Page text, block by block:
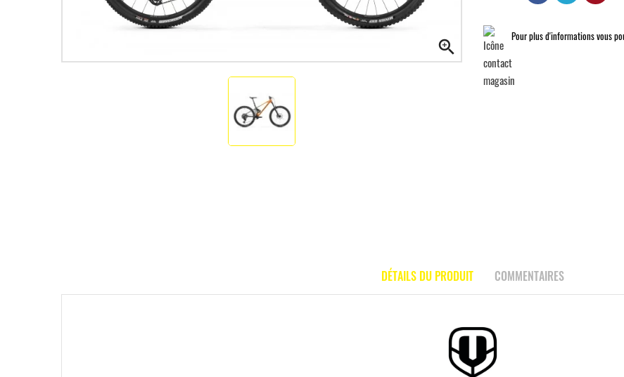

Pour plus d'informations vous
DÉTAILS DU PRODUIT COMMENTAIRES